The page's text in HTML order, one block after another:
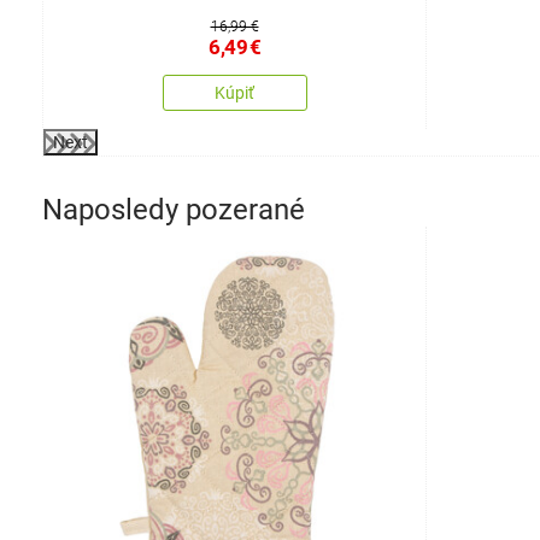
16,99 €
6,49€
Kúpiť
Next
Naposledy pozerané